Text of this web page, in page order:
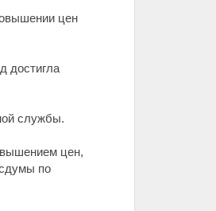
цен
достигла
службы.
цен,
по